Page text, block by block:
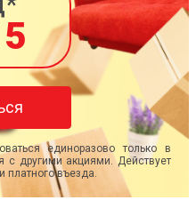
единоразово только в
с другими акциями. Действует
платного въезда.